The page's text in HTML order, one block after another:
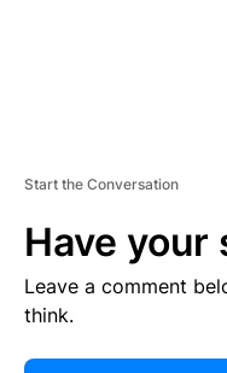
Start the Conversation
Have your
Leave a comment
think.